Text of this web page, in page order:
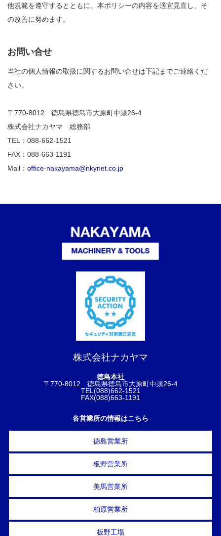
他規範を遵守するとともに、本ポリシーの内容を適宜見直し、そ
の改善に努めます。
お問い合せ
当社の個人情報の取扱に関するお問い合せは下記までご連絡くだ
さい。
〒770-8012 徳島県徳島市大原町中須26-4
株式会社ナカヤマ 総務部
TEL：088-662-1521
FAX：088-663-1191
Mail： office-nakayama@nkynet.co.jp
株式会社ナカヤマ
徳島本社
〒770-8012 徳島県徳島市大原町中須26-4
TEL(088)662-1521
FAX(088)663-1191
各営業所の情報はこちら
徳島営業所
板野営業所
美馬営業所
柏原営業所
板野工場